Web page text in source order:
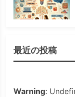
最近の投稿
Warning: